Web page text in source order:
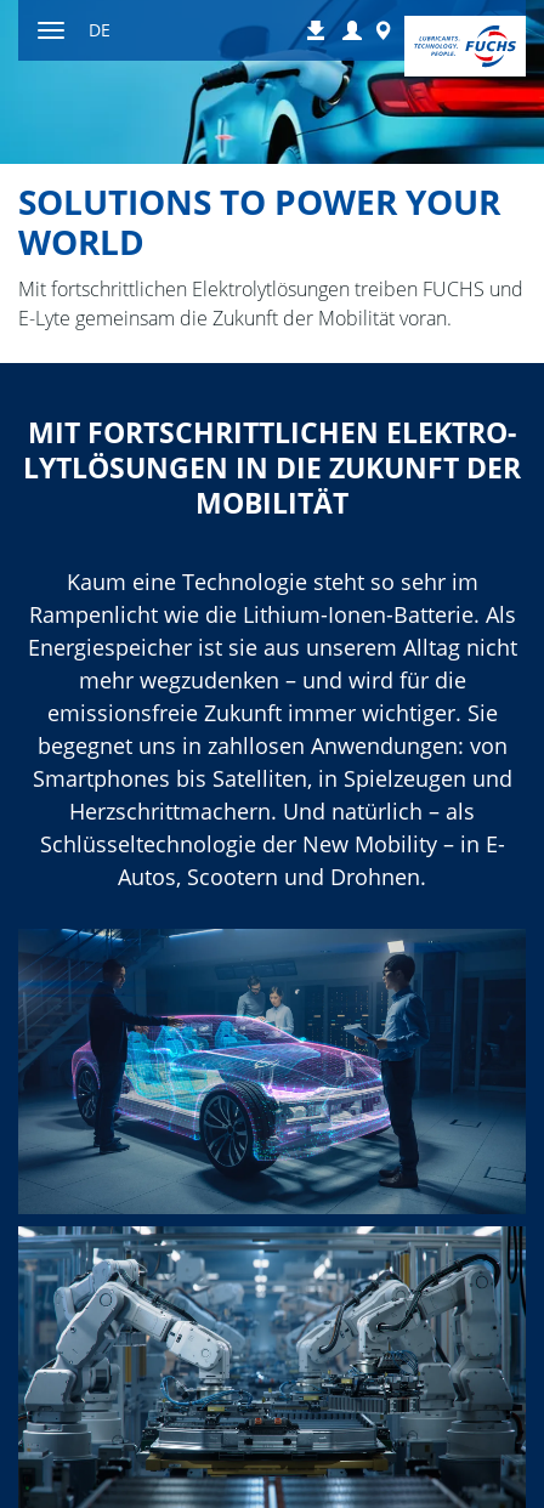
Inhalt
Downloads
Login Worldwide
DE
SOLUTIONS TO POWER YOUR
WORLD
Mit fortschrittlichen Elektrolytlösungen treiben FUCHS und
E-Lyte gemeinsam die Zukunft der Mobilität voran.
MIT FORT­SCHRITT­LI­CHEN ELEK­TRO­
LYT­LÖ­SUN­GEN IN DIE ZU­KUNFT DER
MO­BI­LI­TÄT
Kaum eine Technologie steht so sehr im
Rampenlicht wie die Lithium-Ionen-Batterie. Als
Energiespeicher ist sie aus unserem Alltag nicht
mehr wegzudenken – und wird für die
emissionsfreie Zukunft immer wichtiger. Sie
begegnet uns in zahllosen Anwendungen: von
Smartphones bis Satelliten, in Spielzeugen und
Herzschrittmachern. Und natürlich – als
Schlüsseltechnologie der New Mobility – in E-
Autos, Scootern und Drohnen.